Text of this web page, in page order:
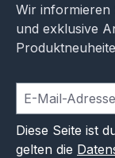
Wir informieren
und exklusive
Diese Seite ist
gelten die